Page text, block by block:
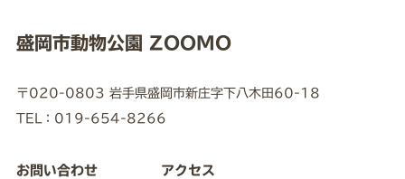
盛岡市動物公園 ZOOMO
〒020-0803 岩手県盛岡市新庄字下八木田60-18
TEL：019-654-8266
お問い合わせ アクセス